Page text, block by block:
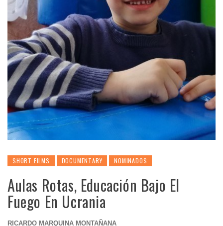
SHORT FILMS DOCUMENTARY NOMINADOS
Aulas Rotas, Educación Bajo El
Fuego En Ucrania
RICARDO MARQUINA MONTAÑANA